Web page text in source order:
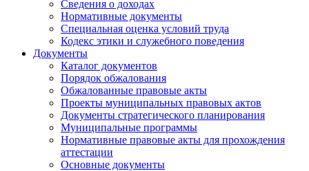
Сведения о доходах
Нормативные документы
Специальная оценка условий труда
Кодекс этики и служебного поведения
Документы
Каталог документов
Порядок обжалования
Обжалованные правовые акты
Проекты муниципальных правовых актов
Документы стратегического планирования
Муниципальные программы
Нормативные правовые акты для прохождения
аттестации
Основные документы